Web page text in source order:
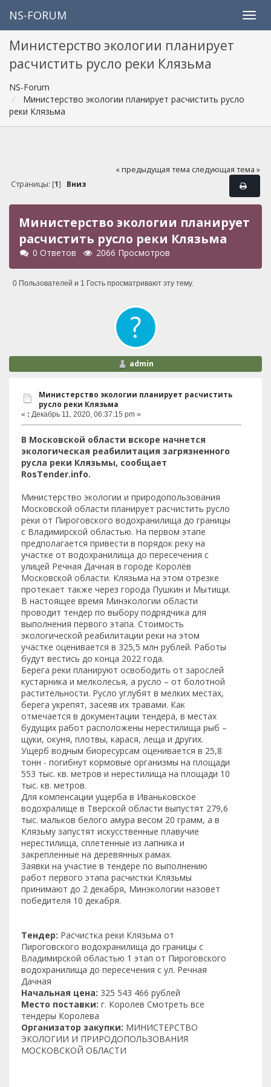
NS-FORUM
Министерство экологии планирует
расчистить русло реки Клязьма
NS-Forum
Министерство экологии планирует расчистить русло
реки Клязьма
« предыдущая тема следующая тема »
Страницы: [1] Вниз
Министерство экологии планирует
расчистить русло реки Клязьма
0 Ответов 2066 Просмотров
0 Пользователей и 1 Гость просматривают эту тему.
admin
Министерство экологии планирует расчистить
русло реки Клязьма
« : Декабрь 11, 2020, 06:37:15 pm »
В Московской области вскоре начнется
экологическая реабилитация загрязненного
русла реки Клязьмы, сообщает
RosTender.info.
Министерство экологии и природопользования
Московской области планирует расчистить русло
реки от Пироговского водохранилища до границы
с Владимирской областью. На первом этапе
предполагается привести в порядок реку на
участке от водохранилища до пересечения с
улицей Речная Дачная в городе Королёв
Московской области. Клязьма на этом отрезке
протекает также через города Пушкин и Мытищи.
В настоящее время Минэкологии области
проводит тендер по выбору подрядчика для
выполнения первого этапа. Стоимость
экологической реабилитации реки на этом
участке оценивается в 325,5 млн рублей. Работы
будут вестись до конца 2022 года.
Берега реки планируют освободить от зарослей
кустарника и мелколесья, а русло – от болотной
растительности. Русло углубят в мелких местах,
берега укрепят, засеяв их травами. Как
отмечается в документации тендера, в местах
будущих работ расположены нерестилища рыб –
щуки, окуня, плотвы, карася, леща и других.
Ущерб водным биоресурсам оценивается в 25,8
тонн - погибнут кормовые организмы на площади
553 тыс. кв. метров и нерестилища на площади 10
тыс. кв. метров.
Для компенсации ущерба в Иваньковское
водохралище в Тверской области выпустят 279,6
тыс. мальков белого амура весом 20 грамм, а в
Клязьму запустят искусственные плавучие
нерестилища, сплетенные из лапника и
закрепленные на деревянных рамах.
Заявки на участие в тендере по выполнению
работ первого этапа расчистки Клязьмы
принимают до 2 декабря, Минэкологии назовет
победителя 10 декабря.
Тендер: Расчистка реки Клязьма от
Пироговского водохранилища до границы с
Владимирской областью 1 этап от Пироговского
водохранилища до пересечения с ул. Речная
Дачная
Начальная цена: 325 543 466 рублей
Место поставки: г. Королев Смотреть все
тендеры Королева
Организатор закупки: МИНИСТЕРСТВО
ЭКОЛОГИИ И ПРИРОДОПОЛЬЗОВАНИЯ
МОСКОВСКОЙ ОБЛАСТИ